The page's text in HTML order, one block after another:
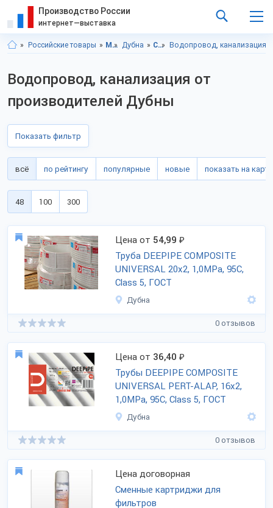
Производство России
интернет—выставка
Российские товары Московская область Дубна Строительство и ремонт Водопровод, канализация
Водопровод, канализация от
производителей Дубны
Показать фильтр
всё по рейтингу популярные новые показать на карте
48 100 300
Цена от 54,99 ₽
Труба DEEPIPE COMPOSITE
UNIVERSAL 20x2, 1,0MPa, 95C,
Class 5, ГОСТ
Дубна
0 отзывов
Цена от 36,40 ₽
Трубы DEEPIPE COMPOSITE
UNIVERSAL PERT-ALAP, 16x2,
1,0MPa, 95C, Class 5, ГОСТ
Дубна
0 отзывов
Цена договорная
Сменные картриджи для
фильтров